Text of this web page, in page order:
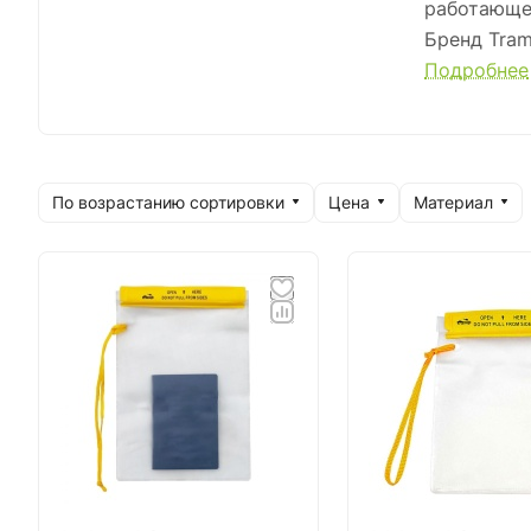
Бренд
Компания
Подробнее
По возрастанию сортировки Цена Материал